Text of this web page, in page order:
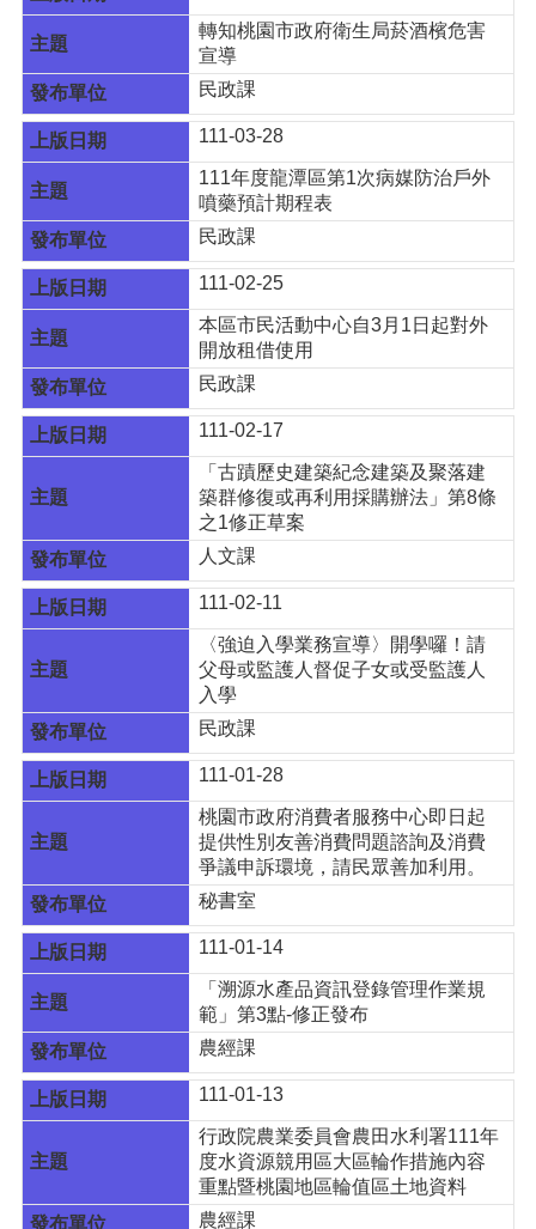
l
私
權
策
府
網
資
料
放
告
網
站
全
策
轉知桃園市政府衛生局菸酒檳危害
宣導
民政課
111-03-28
111年度龍潭區第1次病媒防治戶外
噴藥預計期程表
民政課
111-02-25
本區市民活動中心自3月1日起對外
開放租借使用
民政課
111-02-17
「古蹟歷史建築紀念建築及聚落建
築群修復或再利用採購辦法」第8條
之1修正草案
人文課
111-02-11
〈強迫入學業務宣導〉開學囉！請
父母或監護人督促子女或受監護人
入學
民政課
111-01-28
桃園市政府消費者服務中心即日起
提供性別友善消費問題諮詢及消費
爭議申訴環境，請民眾善加利用。
秘書室
111-01-14
「溯源水產品資訊登錄管理作業規
範」第3點-修正發布
農經課
111-01-13
行政院農業委員會農田水利署111年
度水資源競用區大區輪作措施內容
重點暨桃園地區輪值區土地資料
農經課